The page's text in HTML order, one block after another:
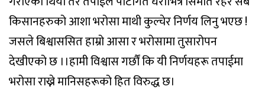
किसानहरुको आशा भरोसा माथी कुल्चेर निर्णय लिनु भएछ !
जसले बिश्वाससित हाम्रो आसा र भरोसामा तुसारोपन
देखीएको छ ।।हामी विश्वास गर्छौं कि यी निर्णयहरू तपाईमा
भरोसा राख्ने मानिसहरूको हित विरुद्ध छ।